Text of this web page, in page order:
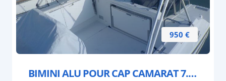
950 €
BIMINI ALU POUR CAP CAMARAT 7.5 WA S3